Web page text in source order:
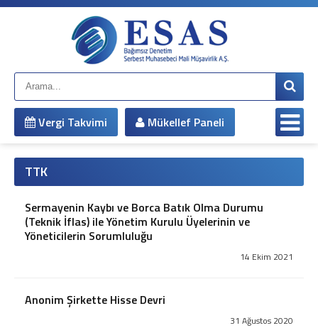
Hakkımızda
Çalışma Arkadaşlarımız
Misyonumuz
Vizyonumuz
Şirket Bilgileri
Hizmetlerimiz
Mali Müşavirlik Hizmetleri
Bağımsız Denetim
Muhasebe Sistemi Revizyonu
Vergi Takvimi Mükellef Paneli
TTK
Sermayenin Kaybı ve Borca Batık Olma Durumu
(Teknik İflas) ile Yönetim Kurulu Üyelerinin ve
Yöneticilerin Sorumluluğu
14 Ekim 2021
Anonim Şirkette Hisse Devri
31 Ağustos 2020